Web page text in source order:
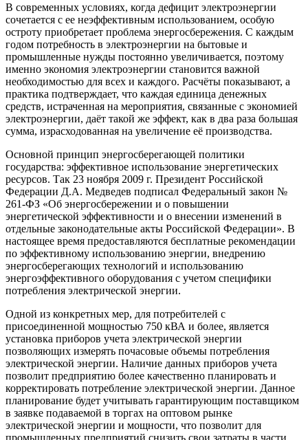
В современных условиях, когда дефицит электроэнергии
сочетается с ее неэффективным использованием, особую
остроту приобретает проблема энергосбережения. С каждым
годом потребность в электроэнергии на бытовые и
промышленные нужды постоянно увеличивается, поэтому
именно экономия электроэнергии становится важной
необходимостью для всех и каждого. Расчёты показывают, а
практика подтверждает, что каждая единица денежных
средств, истраченная на мероприятия, связанные с экономией
электроэнергии, даёт такой же эффект, как в два раза большая
сумма, израсходованная на увеличение её производства.
Основной принцип энергосберегающей политики
государства: эффективное использование энергетических
ресурсов. Так 23 ноября 2009 г. Президент Российской
Федерации Д.А. Медведев подписал Федеральный закон №
261-ФЗ «Об энергосбережении и о повышении
энергетической эффективности и о внесении изменений в
отдельные законодательные акты Российской Федерации». В
настоящее время предоставляются бесплатные рекомендации
по эффективному использованию энергии, внедрению
энергосберегающих технологий и использованию
энергоэффективного оборудования с учетом специфики
потребления электрической энергии.
Одной из конкретных мер, для потребителей с
присоединенной мощностью 750 кВА и более, является
установка приборов учета электрической энергии
позволяющих измерять почасовые объемы потребления
электрической энергии. Наличие данных приборов учета
позволит предприятию более качественно планировать и
корректировать потребление электрической энергии. Данное
планирование будет учитывать гарантирующим поставщиком
в заявке подаваемой в торгах на оптовом рынке
электрической энергии и мощности, что позволит для
промышленных предприятий снизить свои затраты в части